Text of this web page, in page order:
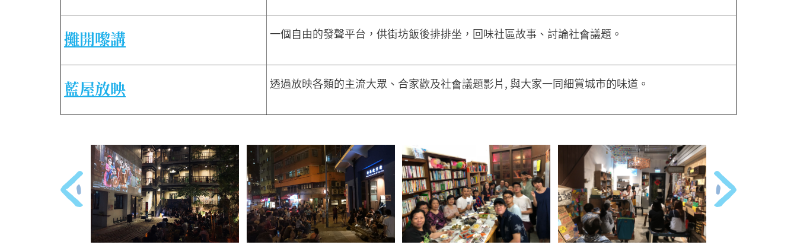
攤開嚟講 一個自由的發聲平台，供街坊飯後排排坐，回味社區故事、討論社會議題。
藍屋放映 透過放映各類的主流大眾、合家歡及社會議題影片, 與大家一同細賞城市的味道。